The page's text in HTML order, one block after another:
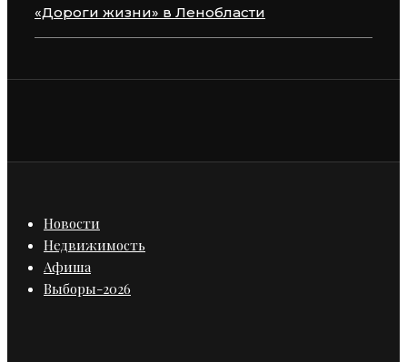
«Дороги жизни» в Ленобласти
Новости
Недвижимость
Афиша
Выборы-2026